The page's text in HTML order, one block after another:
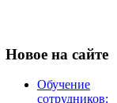
Новое на сайте
Обучение
сотрудников: